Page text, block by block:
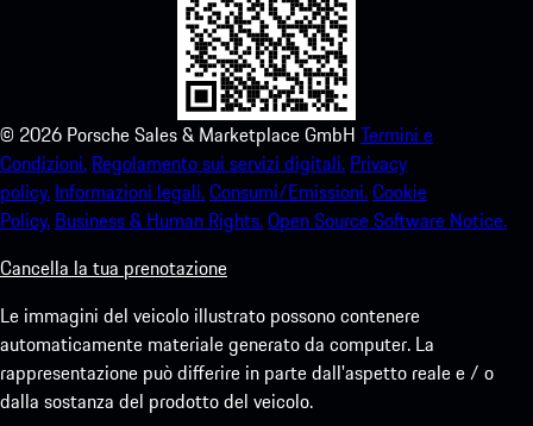
© 2026 Porsche Sales & Marketplace GmbH Termini e
Condizioni. Regolamento sui servizi digitali. Privacy
policy. Informazioni legali.Consumi/Emissioni.Cookie
Policy. Business & Human Rights.Open Source Software Notice.
Cancella la tua prenotazione
Le immagini del veicolo illustrato possono contenere
automaticamente materiale generato da computer. La
rappresentazione può differire in parte dall'aspetto reale e / o
dalla sostanza del prodotto del veicolo.